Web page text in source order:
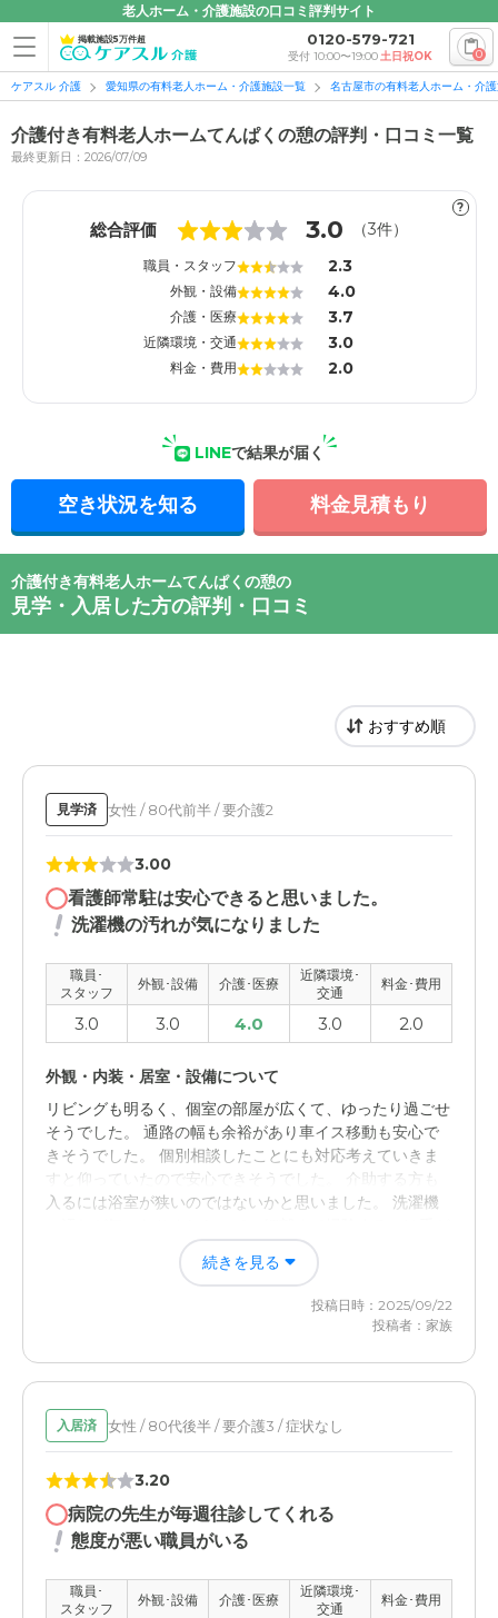
老人ホーム・介護施設の口コミ評判サイト
掲載施設5万件超 0120-579-721
受付 10:00〜19:00土日祝OK 0
ケアスル 介護 愛知県の有料老人ホーム・介護施設一覧 名古屋市の有料老人ホーム・介
介護付き有料老人ホームてんぱくの憩の評判・口コミ一覧
最終更新日：2026/07/09
?
総合評価 3.0 （3件）
職員・スタッフ 2.3
外観・設備 4.0
介護・医療 3.7
近隣環境・交通 3.0
料金・費用 2.0
LINEで結果が届く
空き状況を知る 料金見積もり
介護付き有料老人ホームてんぱくの憩の
見学・入居した方の評判・口コミ
見学済 女性 / 80代前半 / 要介護2
3.00
看護師常駐は安心できると思いました。
洗濯機の汚れが気になりました
職員･
スタッフ
外観･設備 介護･医療
近隣環境･
交通
料金･費用
3.0 3.0 4.0 3.0 2.0
外観・内装・居室・設備について
リビングも明るく、個室の部屋が広くて、ゆったり過ごせ
そうでした。 通路の幅も余裕があり車イス移動も安心で
きそうでした。 個別相談したことにも対応考えていきま
すと仰っていたので安心できそうでした。 介助する方も
入るには浴室が狭いのではないかと思いました。 洗濯機
回らないのかなと感じました。
続きを見る
投稿日時：2025/09/22
投稿者：家族
入居済 女性 / 80代後半 / 要介護3 / 症状なし
3.20
病院の先生が毎週往診してくれる
態度が悪い職員がいる
職員･
スタッフ
外観･設備 介護･医療
近隣環境･
交通
料金･費用